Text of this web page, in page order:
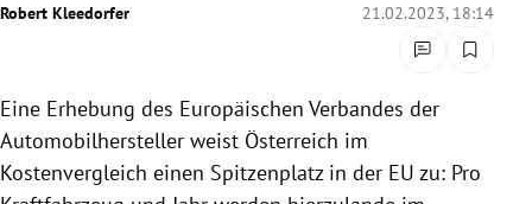
Untermenü
Untermenü
Robert Kleedorfer 21.02.2023, 18:14
Eine Erhebung des Europäischen Verbandes der
Automobilhersteller weist Österreich im
Kostenvergleich einen Spitzenplatz in der EU zu: Pro